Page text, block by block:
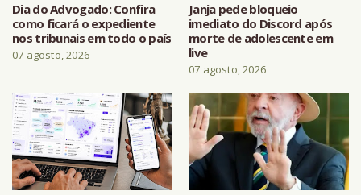
Dia do Advogado: Confira
como ficará o expediente
nos tribunais em todo o país
07 agosto, 2026
Janja pede bloqueio
imediato do Discord após
morte de adolescente em
live
07 agosto, 2026